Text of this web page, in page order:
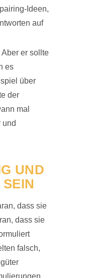
Ideen,
auf
er sollte
es
über
der
mal
und
UND
dass sie
dass sie
falsch,